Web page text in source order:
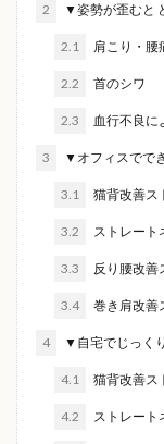
2 ▼姿勢が歪むと
2.1 肩こり・腰
2.2 首のシワ
2.3 血行不良に
3 ▼オフィスでで
3.1 猫背改善ス
3.2 ストレート
3.3 反り腰改善
3.4 巻き肩改善
4 ▼自宅でじっく
4.1 猫背改善ス
4.2 ストレート